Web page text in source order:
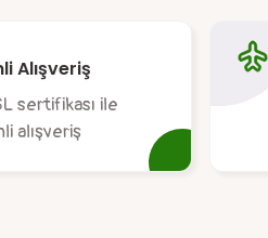
veya görüntülenemiyor.
eksik bilgiler bulunuyor.
bulunuyor.
Alışveriş
sertifikası ile
alışveriş